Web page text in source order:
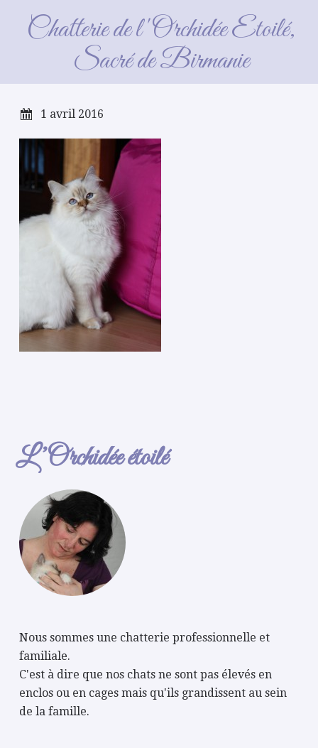
Chatterie de l'Orchidée Etoilé,
Sacré de Birmanie
Chocolat Silver Tabby
1 avril 2016
L’Orchidée étoilé
Nous sommes une chatterie professionnelle et
familiale.
C'est à dire que nos chats ne sont pas élevés en
enclos ou en cages mais qu'ils grandissent au sein
de la famille.